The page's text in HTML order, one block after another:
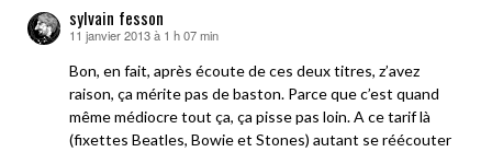
sylvain fesson
dit :
11 janvier 2013 à 1 h 07 min
Bon, en fait, après écoute de ces deux titres, z’avez
raison, ça mérite pas de baston. Parce que c’est quand
même médiocre tout ça, ça pisse pas loin. A ce tarif là
(fixettes Beatles, Bowie et Stones) autant se réécouter